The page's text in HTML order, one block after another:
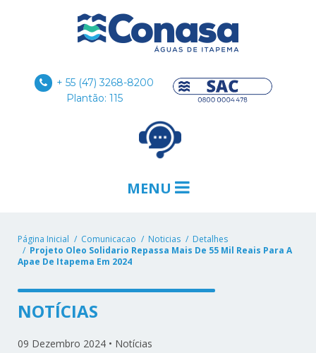
+ 55 (47) 3268-8200
Plantão: 115
MENU
Página Inicial Comunicacao Noticias
Detalhes
Projeto Oleo Solidario Repassa Mais De 55 Mil Reais Para A
Apae De Itapema Em 2024
NOTÍCIAS
09 Dezembro 2024 • Notícias